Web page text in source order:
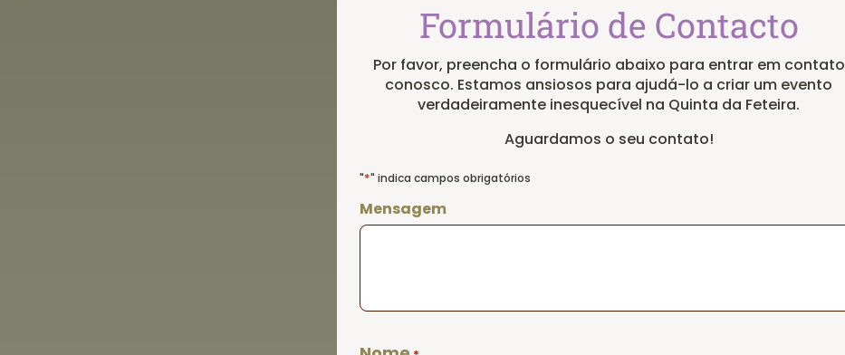
Formulário de Contacto
Por favor, preencha o formulário abaixo para entrar em contato
conosco. Estamos ansiosos para ajudá-lo a criar um evento
verdadeiramente inesquecível na Quinta da Feteira.
Aguardamos o seu contato!
"*" indica campos obrigatórios
Mensagem